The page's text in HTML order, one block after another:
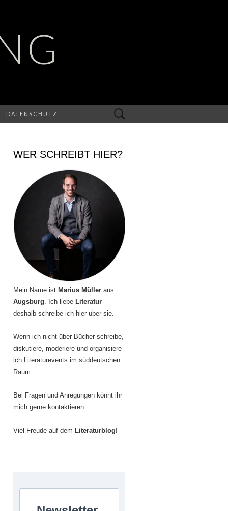
DATENSCHUTZ
Suchen
nach:
WER SCHREIBT HIER?
Mein Name ist Marius Müller aus
Augsburg. Ich liebe Literatur –
deshalb schreibe ich hier über sie.
Wenn ich nicht über Bücher schreibe,
diskutiere, moderiere und organisiere
ich Literaturevents im süddeutschen
Raum.
Bei Fragen und Anregungen könnt ihr
mich gerne kontaktieren
Viel Freude auf dem Literaturblog!